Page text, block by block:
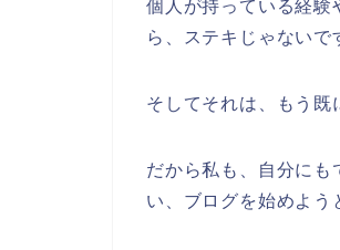
個人が持っている経験
ら、ステキじゃないで
そしてそれは、もう既
だから私も、自分にも
い、ブログを始めよう